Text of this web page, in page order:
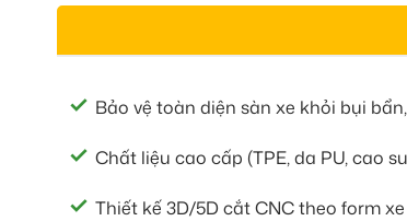
Bảo vệ toàn diện sàn xe khỏi bụi
Chất liệu cao cấp (TPE, da PU, cao
Thiết kế 3D/5D cắt CNC theo form